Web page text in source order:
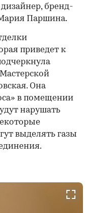
бренд-
Паршина.
приведет к
Она
в помещении
нарушать
выделять газы